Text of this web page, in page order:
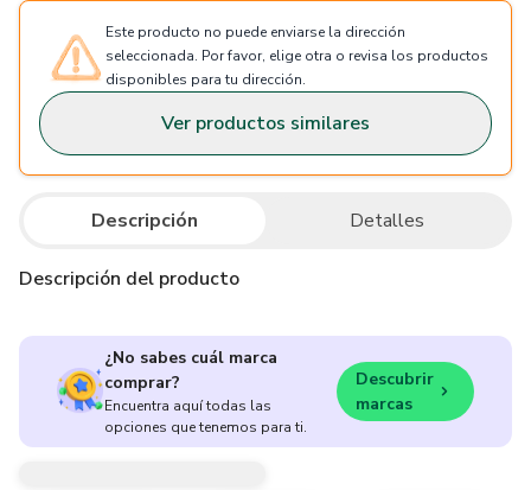
Este producto no puede enviarse la dirección
seleccionada. Por favor, elige otra o revisa los productos
disponibles para tu dirección.
Ver productos similares
Descripción Detalles
Descripción del producto
¿No sabes cuál marca
comprar?
Encuentra aquí todas las
opciones que tenemos para ti.
Descubrir
marcas